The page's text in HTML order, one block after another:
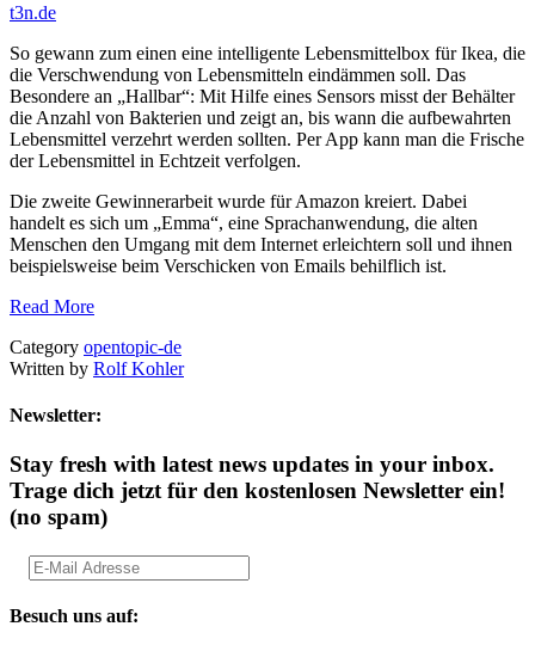
t3n.de
So gewann zum einen eine intelligente Lebensmittelbox für Ikea, die
die Verschwendung von Lebensmitteln eindämmen soll. Das
Besondere an „Hallbar“: Mit Hilfe eines Sensors misst der Behälter
die Anzahl von Bakterien und zeigt an, bis wann die aufbewahrten
Lebensmittel verzehrt werden sollten. Per App kann man die Frische
der Lebensmittel in Echtzeit verfolgen.
Die zweite Gewinnerarbeit wurde für Amazon kreiert. Dabei
handelt es sich um „Emma“, eine Sprachanwendung, die alten
Menschen den Umgang mit dem Internet erleichtern soll und ihnen
beispielsweise beim Verschicken von Emails behilflich ist.
Read More
Category opentopic-de
Written by Rolf Kohler
Newsletter:
Stay fresh with latest news updates in your inbox.
Trage dich jetzt für den kostenlosen Newsletter ein!
(no spam)
Besuch uns auf: